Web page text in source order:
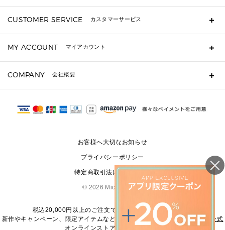
長財布
▶ 小物すべて
キーケース
定期ケース・カードケース・名刺入れ
ポーチ
サンダル
パンプス・フラット
▶ アクセサリー(チャーム・ストラップ・サングラス)
▶ 時計
▶ ジュエリー
CUSTOMER SERVICE カスタマーサービス
ギフト用にラッピングができますか？
ショッピングバッグを購入商品分送ってもらえますか？
注文後に完了メールが受信できないのですが？
サイズ交換はできますか？
MY ACCOUNT マイアカウント
COMPANY 会社概要
会社概要
お客様へ大切なお知らせ
プライバシーポリシー
特定商取引法に基づく表記
© 2026 Michael Kors
税込20,000円以上のご注文で送料無料にてお届けします
新作やキャンペーン、限定アイテムなどの最新情報は、 マイケル・コース公式
オンラインストア